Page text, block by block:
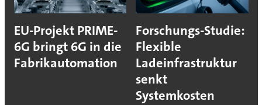
EU-Projekt PRIME-
6G bringt 6G in die
Fabrikautomation
Forschungs-Studie:
Flexible
Ladeinfrastruktur
senkt
Systemkosten